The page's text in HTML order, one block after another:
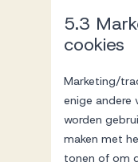
5.3
cookies
Marketing/
enige andere
worden
maken met
tonen of om